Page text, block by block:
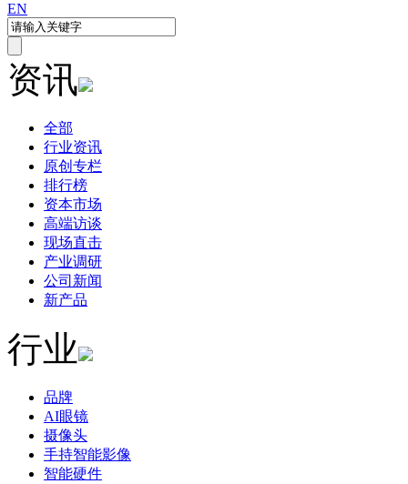
EN
资讯
全部
行业资讯
原创专栏
排行榜
资本市场
高端访谈
现场直击
产业调研
公司新闻
新产品
行业
品牌
AI眼镜
摄像头
手持智能影像
智能硬件